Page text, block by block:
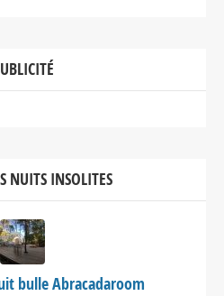
NUITS INSOLITES
bulle Abracadaroom